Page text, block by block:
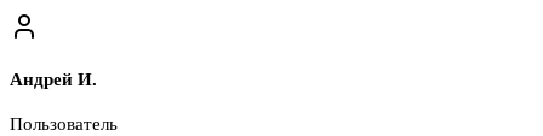
Андрей И.
Пользователь